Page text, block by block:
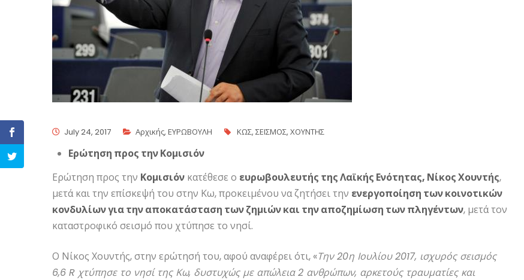
July 24, 2017 Αρχικής, ΕΥΡΩΒΟΥΛΗ ΚΩΣ, ΣΕΙΣΜΟΣ, ΧΟΥΝΤΗΣ
Ερώτηση προς την Κομισιόν
Ερώτηση προς την Κομισιόν κατέθεσε ο ευρωβουλευτής της Λαϊκής Ενότητας, Νίκος Χουντής,
μετά και την επίσκεψή του στην Κω, προκειμένου να ζητήσει την ενεργοποίηση των κοινοτικών
κονδυλίων για την αποκατάσταση των ζημιών και την αποζημίωση των πληγέντων, μετά τον
καταστροφικό σεισμό που χτύπησε το νησί.
Ο Νίκος Χουντής, στην ερώτησή του, αφού αναφέρει ότι, «Την 20η Ιουλίου 2017, ισχυρός σεισμός
6,6 R χτύπησε το νησί της Κω, δυστυχώς με απώλεια 2 ανθρώπων, αρκετούς τραυματίες και